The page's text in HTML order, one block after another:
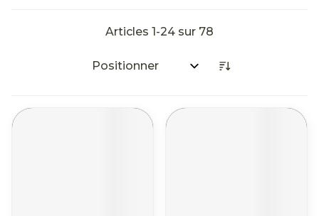
Articles 1-24 sur 78
Trier par: